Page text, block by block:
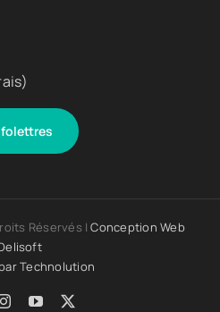
Réservés |Conception Web
Technolution
Instagram
YouTube